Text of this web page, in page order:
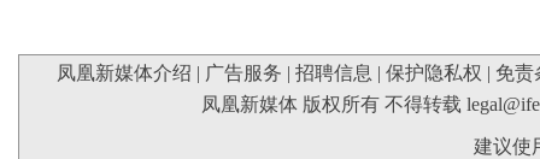
凤凰新媒体介绍 | 广告服务 | 招聘信息 | 保护隐私权 | 免责
凤凰新媒体 版权所有 不得转载
建议使